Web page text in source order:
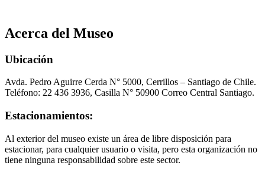
Acerca del Museo
Ubicación
Avda. Pedro Aguirre Cerda N° 5000, Cerrillos – Santiago de Chile.
Teléfono: 22 436 3936, Casilla N° 50900 Correo Central Santiago.
Estacionamientos:
Al exterior del museo existe un área de libre disposición para
estacionar, para cualquier usuario o visita, pero esta organización no
tiene ninguna responsabilidad sobre este sector.